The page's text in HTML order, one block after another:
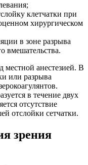
клетчатки при
хирургическом
в зоне разрыва
вмешательства.
местной анестезией. В
или разрыва
в течение двух
отсутствие
отслойки сетчатки.
зрения